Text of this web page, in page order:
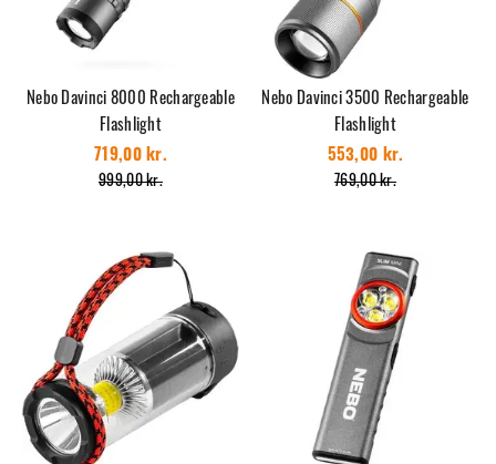
Nebo Davinci 8000 Rechargeable
Flashlight
999,00 kr.
719,00 kr.
Nebo Davinci 3500 Rechargeable
Flashlight
769,00 kr.
553,00 kr.